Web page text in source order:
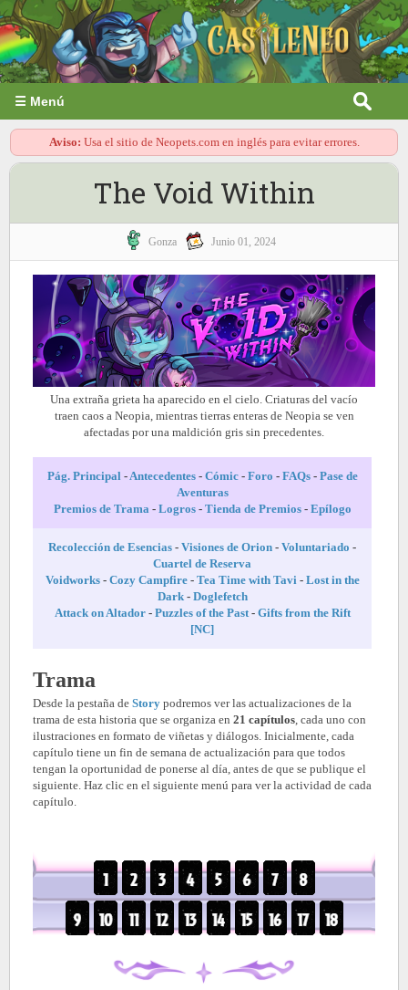
☰ Menú
Aviso: Usa el sitio de Neopets.com en inglés para evitar errores.
The Void Within
Gonza Junio 01, 2024
Una extraña grieta ha aparecido en el cielo. Criaturas del vacío
traen caos a Neopia, mientras tierras enteras de Neopia se ven
afectadas por una maldición gris sin precedentes.
Pág. Principal-Antecedentes- Cómic- Foro - FAQs- Pase de
Aventuras
Premios de Trama - Logros- Tienda de Premios- Epílogo
Recolección de Esencias - Visiones de Orion - Voluntariado -
Cuartel de Reserva
Voidworks- Cozy Campfire- Tea Time with Tavi- Lost in the
Dark- Doglefetch
Attack on Altador- Puzzles of the Past- Gifts from the Rift
[NC]
Trama
Desde la pestaña de Story podremos ver las actualizaciones de la
trama de esta historia que se organiza en 21 capítulos, cada uno con
ilustraciones en formato de viñetas y diálogos. Inicialmente, cada
capítulo tiene un fin de semana de actualización para que todos
tengan la oportunidad de ponerse al día, antes de que se publique el
siguiente. Haz clic en el siguiente menú para ver la actividad de cada
capítulo.